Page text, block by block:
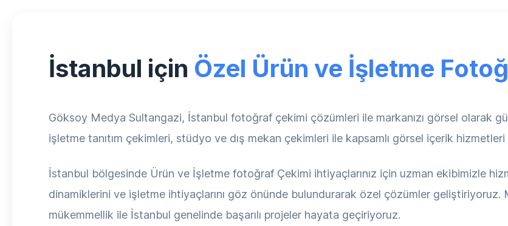
İstanbul için Özel Ürün ve İşletme
Göksoy Medya Sultangazi, İstanbul fotoğraf çekimi çözümleri ile markanızı görsel olarak
işletme tanıtım çekimleri, stüdyo ve dış mekan çekimleri ile kapsamlı görsel içerik
İstanbul bölgesinde Ürün ve İşletme fotoğraf Çekimi ihtiyaçlarınız için uzman ekibimizle
dinamiklerini ve işletme ihtiyaçlarını göz önünde bulundurarak özel çözümler geliştiriyoruz.
mükemmellik ile İstanbul genelinde başarılı projeler hayata geçiriyoruz.